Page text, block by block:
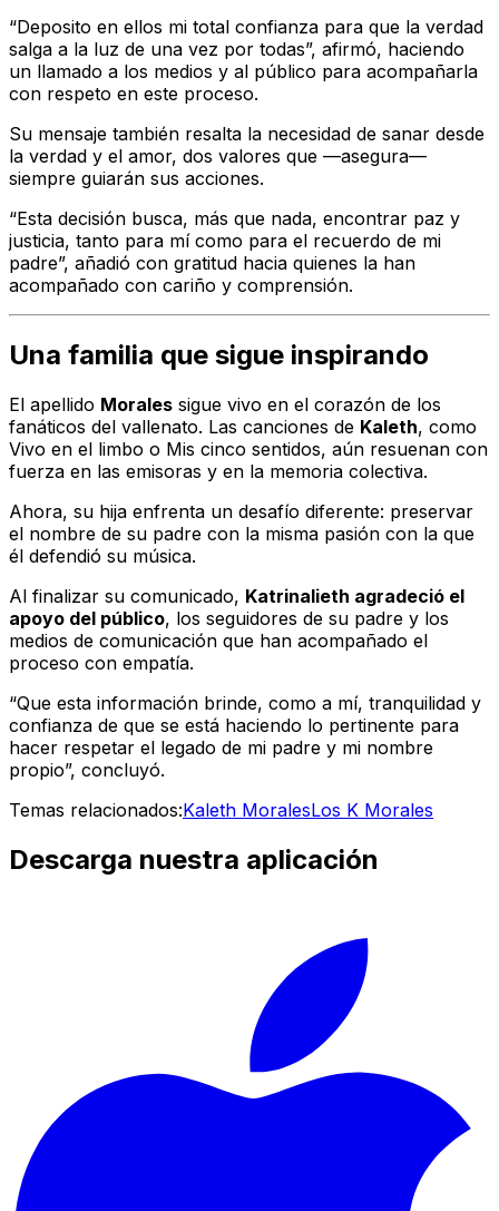
“Deposito en ellos mi total confianza para que la verdad
salga a la luz de una vez por todas”, afirmó, haciendo
un llamado a los medios y al público para acompañarla
con respeto en este proceso.
Su mensaje también resalta la necesidad de sanar desde
la verdad y el amor, dos valores que —asegura—
siempre guiarán sus acciones.
“Esta decisión busca, más que nada, encontrar paz y
justicia, tanto para mí como para el recuerdo de mi
padre”, añadió con gratitud hacia quienes la han
acompañado con cariño y comprensión.
Una familia que sigue inspirando
El apellido Morales sigue vivo en el corazón de los
fanáticos del vallenato. Las canciones de Kaleth, como
Vivo en el limbo o Mis cinco sentidos, aún resuenan con
fuerza en las emisoras y en la memoria colectiva.
Ahora, su hija enfrenta un desafío diferente: preservar
el nombre de su padre con la misma pasión con la que
él defendió su música.
Al finalizar su comunicado, Katrinalieth agradeció el
apoyo del público, los seguidores de su padre y los
medios de comunicación que han acompañado el
proceso con empatía.
“Que esta información brinde, como a mí, tranquilidad y
confianza de que se está haciendo lo pertinente para
hacer respetar el legado de mi padre y mi nombre
propio”, concluyó.
Temas relacionados:Kaleth MoralesLos K Morales
Descarga nuestra aplicación